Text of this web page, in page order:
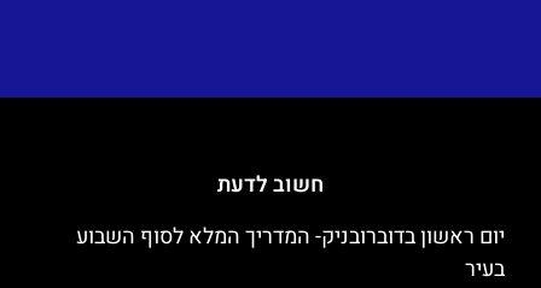
חשוב לדעת
יום ראשון בדוברובניק- המדריך המלא לסוף השבוע
בעיר